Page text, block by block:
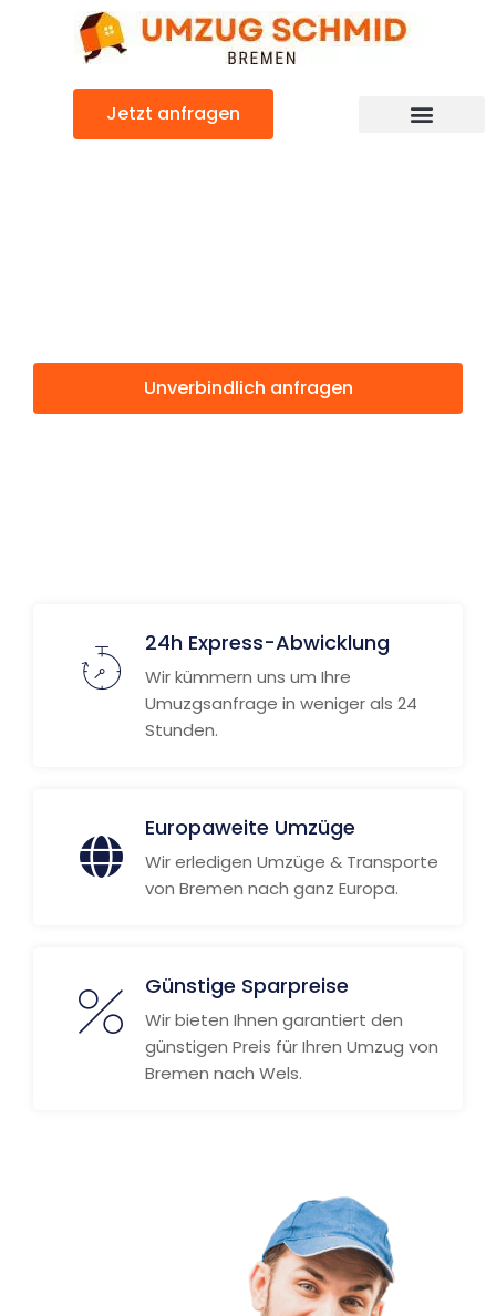
Jetzt anfragen
Unverbindlich anfragen
24h Express-Abwicklung
Wir kümmern uns um Ihre
Umuzgsanfrage in weniger als 24
Stunden.
Europaweite Umzüge
Wir erledigen Umzüge & Transporte
von Bremen nach ganz Europa.
Günstige Sparpreise
Wir bieten Ihnen garantiert den
günstigen Preis für Ihren Umzug von
Bremen nach Wels.